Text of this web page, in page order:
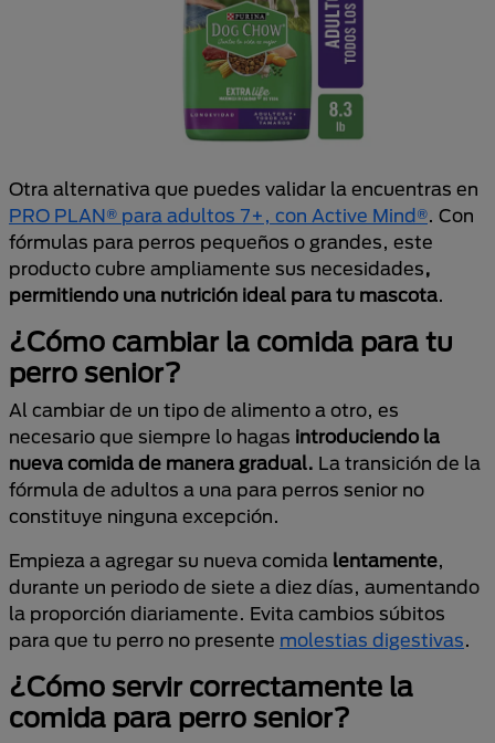
Otra alternativa que puedes validar la encuentras en
PRO PLAN® para adultos 7+, con Active Mind®. Con
fórmulas para perros pequeños o grandes, este
producto cubre ampliamente sus necesidades,
permitiendo una nutrición ideal para tu mascota.
¿Cómo cambiar la comida para tu
perro senior?
Al cambiar de un tipo de alimento a otro, es
necesario que siempre lo hagas introduciendo la
nueva comida de manera gradual. La transición de la
fórmula de adultos a una para perros senior no
constituye ninguna excepción.
Empieza a agregar su nueva comida lentamente,
durante un periodo de siete a diez días, aumentando
la proporción diariamente. Evita cambios súbitos
para que tu perro no presente molestias digestivas.
¿Cómo servir correctamente la
comida para perro senior?